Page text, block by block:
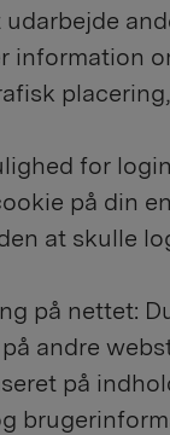
information
for
på din
at skulle
på nettet:
andre
på